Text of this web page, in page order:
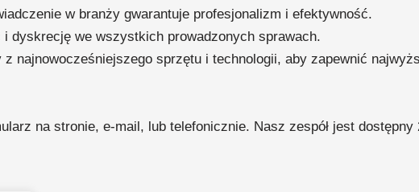
w branży gwarantuje profesjonalizm i efektywność.
i dyskrecję we wszystkich prowadzonych sprawach.
najnowocześniejszego sprzętu i technologii, aby zapewnić
na stronie, e-mail, lub telefonicznie. Nasz zespół jest